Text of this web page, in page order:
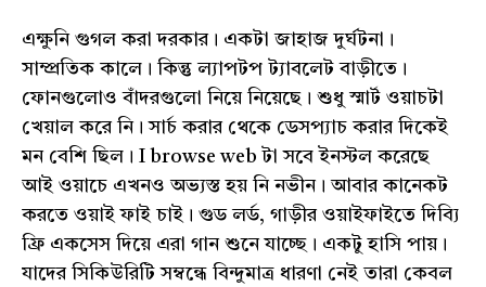
এক্ষুনি গুগল করা দরকার। একটা জাহাজ দুর্ঘটনা।
সাম্প্রতিক কালে। কিন্তু ল্যাপটপ ট্যাবলেট বাড়ীতে।
ফোনগুলোও বাঁদরগুলো নিয়ে নিয়েছে। শুধু স্মার্ট ওয়াচটা
খেয়াল করে নি। সার্চ করার থেকে ডেসপ্যাচ করার দিকেই
মন বেশি ছিল। I browse web টা সবে ইনস্টল করেছে
আই ওয়াচে এখনও অভ্যস্ত হয় নি নভীন। আবার কানেকট
করতে ওয়াই ফাই চাই। গুড লর্ড, গাড়ীর ওয়াইফাইতে দিব্যি
ফ্রি একসেস দিয়ে এরা গান শুনে যাচ্ছে। একটু হাসি পায়।
যাদের সিকিউরিটি সম্বন্ধে বিন্দুমাত্র ধারণা নেই তারা কেবল